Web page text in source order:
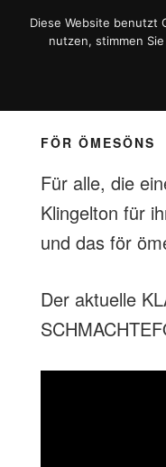
FÖR ÖMESÖNS
Für alle, die
Klingelton für
und das för
Der aktuelle
Diese Website benutzt
nutzen, stimmen